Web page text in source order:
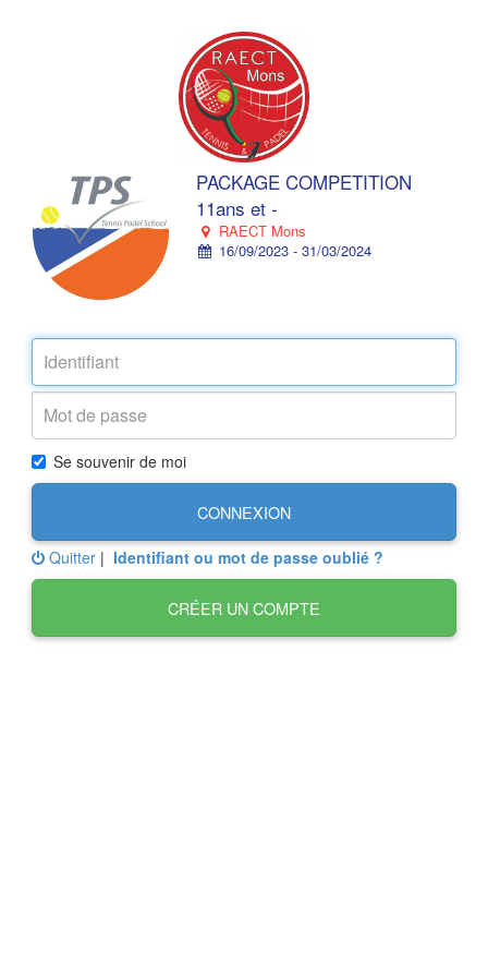
PACKAGE COMPETITION
11ans et -
RAECT Mons
16/09/2023 - 31/03/2024
Se souvenir de moi
CONNEXION
Quitter | Identifiant ou mot de passe oublié ?
CRÉER UN COMPTE